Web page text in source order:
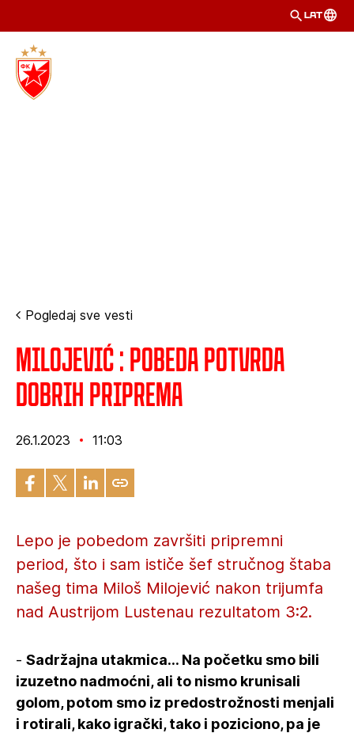
LAT
Pogledaj sve vesti
Milojević : Pobeda potvrda
dobrih priprema
26.1.2023 11:03
Lepo je pobedom završiti pripremni
period, što i sam ističe šef stručnog štaba
našeg tima Miloš Milojević nakon trijumfa
nad Austrijom Lustenau rezultatom 3:2.
- Sadržajna utakmica... Na početku smo bili
izuzetno nadmoćni, ali to nismo krunisali
golom, potom smo iz predostrožnosti menjali
i rotirali, kako igrački, tako i poziciono, pa je